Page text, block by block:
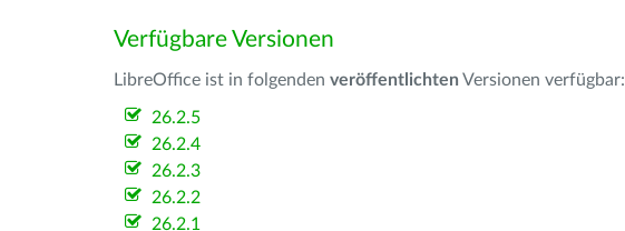
Verfügbare Versionen
LibreOffice ist in folgenden veröffentlichten Versionen verfügbar:
26.2.5
26.2.4
26.2.3
26.2.2
26.2.1